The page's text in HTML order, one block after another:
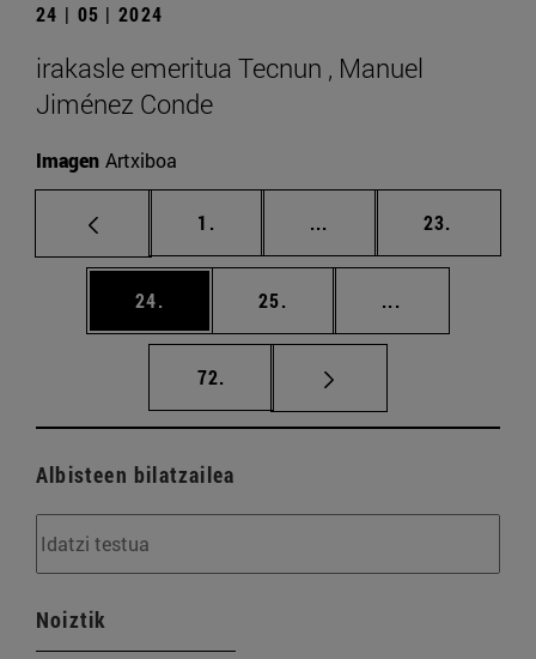
24 | 05 | 2024
irakasle emeritua Tecnun , Manuel
Jiménez Conde
Imagen Artxiboa
1. ... Tarteko orrialdeak
23.
24. 25. ...
72.
Albisteen bilatzailea
Noiztik